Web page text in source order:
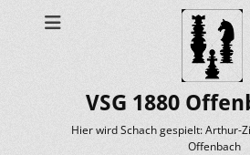
VSG 1880
Hier wird Schach gespielt: Arthur-
Offenbach